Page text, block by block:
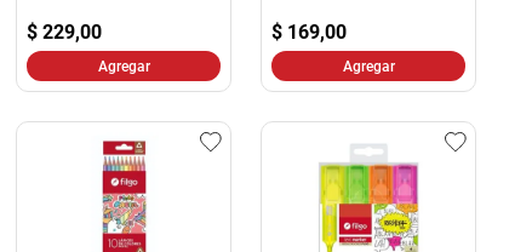
$ 229,00
Agregar
$ 169,00
Agregar